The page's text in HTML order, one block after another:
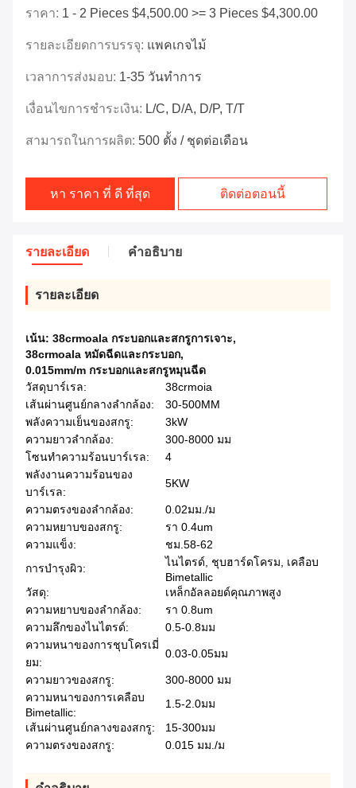
ราคา: 1 - 2 Pieces $4,500.00 >= 3 Pieces $4,300.00
รายละเอียดการบรรจุ: แพคเกจไม้
เวลาการส่งมอบ: 1-35 วันทำการ
เงื่อนไขการชำระเงิน: L/C, D/A, D/P, T/T
สามารถในการผลิต: 500 ตั้ง / ชุดต่อเดือน
หา ราคา ที่ ดี ที่สุด ติดต่อตอนนี้
รายละเอียด คําอธิบาย
รายละเอียด
เน้น: 38crmoala กระบอกและสกรูการเจาะ,
38crmoala หมัดฉีดและกระบอก,
0.015mm/m กระบอกและสกรูหมุนฉีด
วัสดุบาร์เรล:
38crmoia
เส้นผ่านศูนย์กลางลำกล้อง:
30-500MM
พลังความเย็นของสกรู:
3kW
ความยาวลำกล้อง:
300-8000 มม
โซนทำความร้อนบาร์เรล:
4
พลังงานความร้อนของ
บาร์เรล:
5KW
ความตรงของลำกล้อง:
0.02มม./ม
ความหยาบของสกรู:
รา 0.4um
ความแข็ง:
ชม.58-62
การบํารุงผิว:
ไนไตรด์, ชุบฮาร์ดโครม, เคลือบ
Bimetallic
วัสดุ:
เหล็กอัลลอยด์คุณภาพสูง
ความหยาบของลำกล้อง:
รา 0.8um
ความลึกของไนไตรด์:
0.5-0.8มม
ความหนาของการชุบโครเมี่
ยม:
0.03-0.05มม
ความยาวของสกรู:
300-8000 มม
ความหนาของการเคลือบ
Bimetallic:
1.5-2.0มม
เส้นผ่านศูนย์กลางของสกรู:
15-300มม
ความตรงของสกรู:
0.015 มม./ม